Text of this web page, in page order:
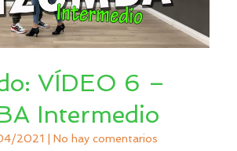
VÍDEO 6 –
Intermedio
2021 | No hay comentarios